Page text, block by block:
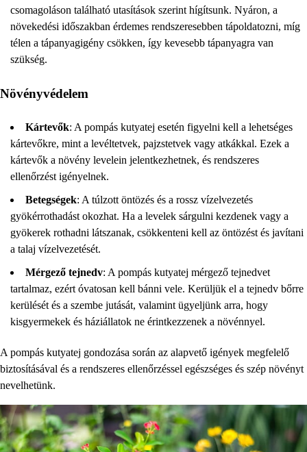
csomagoláson található utasítások szerint hígítsunk. Nyáron, a
növekedési időszakban érdemes rendszeresebben tápoldatozni, míg
télen a tápanyagigény csökken, így kevesebb tápanyagra van
szükség.
Növényvédelem
Kártevők: A pompás kutyatej esetén figyelni kell a lehetséges
kártevőkre, mint a levéltetvek, pajzstetvek vagy atkákkal. Ezek a
kártevők a növény levelein jelentkezhetnek, és rendszeres
ellenőrzést igényelnek.
Betegségek: A túlzott öntözés és a rossz vízelvezetés
gyökérrothadást okozhat. Ha a levelek sárgulni kezdenek vagy a
gyökerek rothadni látszanak, csökkenteni kell az öntözést és javítani
a talaj vízelvezetését.
Mérgező tejnedv: A pompás kutyatej mérgező tejnedvet
tartalmaz, ezért óvatosan kell bánni vele. Kerüljük el a tejnedv bőrre
kerülését és a szembe jutását, valamint ügyeljünk arra, hogy
kisgyermekek és háziállatok ne érintkezzenek a növénnyel.
A pompás kutyatej gondozása során az alapvető igények megfelelő
biztosításával és a rendszeres ellenőrzéssel egészséges és szép növényt
nevelhetünk.